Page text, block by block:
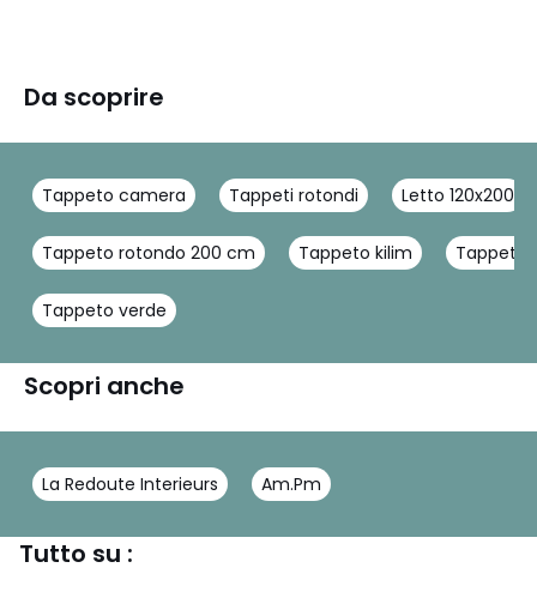
Da scoprire
Tappeto camera Tappeti rotondi Letto 120x200
Tappeto rotondo 200 cm Tappeto kilim Tappeto
Tappeto verde
Scopri anche
La Redoute Interieurs Am.Pm
Tutto su :